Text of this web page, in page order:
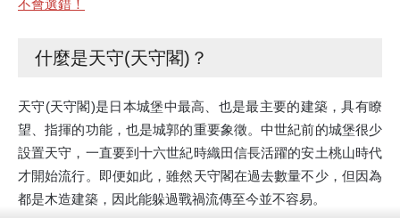
不會選錯！
什麼是天守(天守閣)？
天守(天守閣)是日本城堡中最高、也是最主要的建築，具有瞭
望、指揮的功能，也是城郭的重要象徵。中世紀前的城堡很少
設置天守，一直要到十六世紀時織田信長活躍的安土桃山時代
才開始流行。即便如此，雖然天守閣在過去數量不少，但因為
都是木造建築，因此能躲過戰禍流傳至今並不容易。